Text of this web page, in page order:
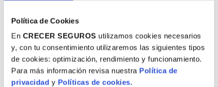
Política de Cookies
En CRECER SEGUROS utilizamos cookies necesarios
y, con tu consentimiento utilizaremos las siguientes tipos
de cookies: optimización, rendimiento y funcionamiento.
Para más información revisa nuestra Política de
privacidad y Políticas de cookies.
DÉJANOS
que
o
total
Crecer Seguros pagará a la
familia del trabajador
asegurado el monto estipulado